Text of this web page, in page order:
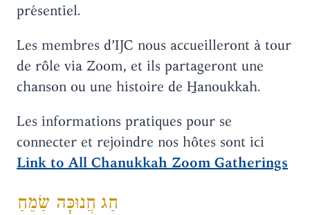
présentiel.
Les membres d’IJC nous accueilleront à tour
de rôle via Zoom, et ils partageront une
chanson ou une histoire de H̱anoukkah.
Les informations pratiques pour se
connecter et rejoindre nos hôtes sont ici
Link to All Chanukkah Zoom Gatherings
חַג חֲנוּכָּה שַׂמֵחַ